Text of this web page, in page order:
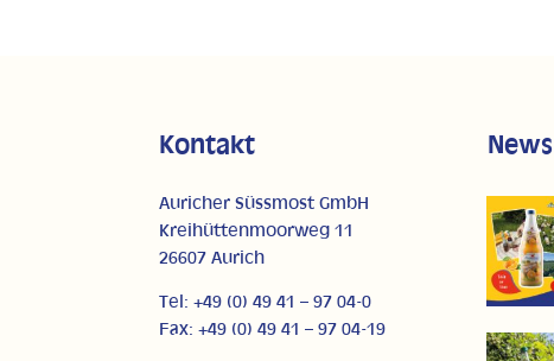
Kontakt
Auricher Süssmost GmbH
Kreihüttenmoorweg 11
26607 Aurich
Tel: +49 (0) 49 41 – 97 04-0
Fax: +49 (0) 49 41 – 97 04-19
News